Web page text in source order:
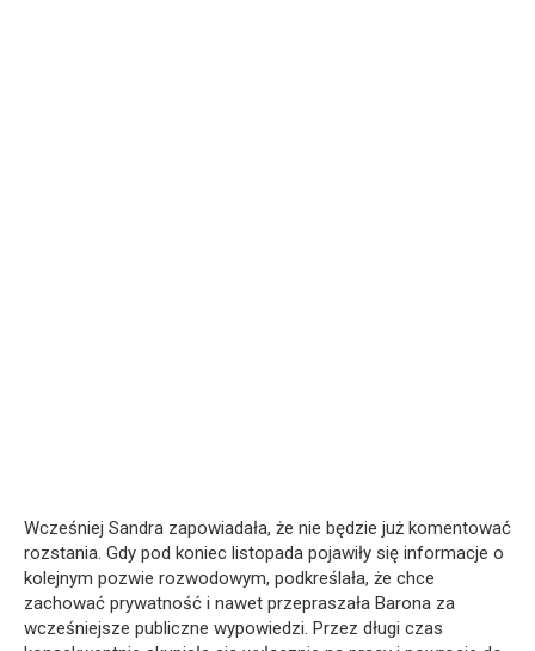
Wcześniej Sandra zapowiadała, że nie będzie już komentować
rozstania. Gdy pod koniec listopada pojawiły się informacje o
kolejnym pozwie rozwodowym, podkreślała, że chce
zachować prywatność i nawet przepraszała Barona za
wcześniejsze publiczne wypowiedzi. Przez długi czas